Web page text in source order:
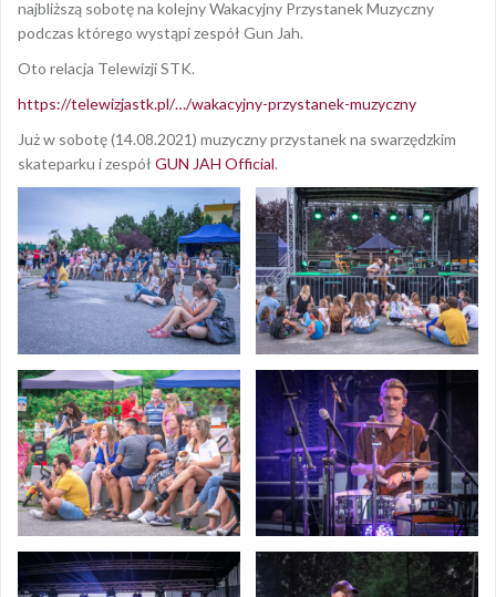
najbliższą sobotę na kolejny Wakacyjny Przystanek Muzyczny
podczas którego wystąpi zespół Gun Jah.
Oto relacja Telewizji STK.
https://telewizjastk.pl/…/wakacyjny-przystanek-muzyczny
Już w sobotę (14.08.2021) muzyczny przystanek na swarzędzkim
skateparku i zespół GUN JAH Official.